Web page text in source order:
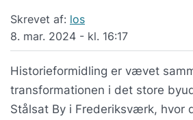
Skrevet af: los
8. mar. 2024 - kl. 16:17
Historieformidling er vævet
transformationen i det store
Stålsat By i Frederiksværk, hvor